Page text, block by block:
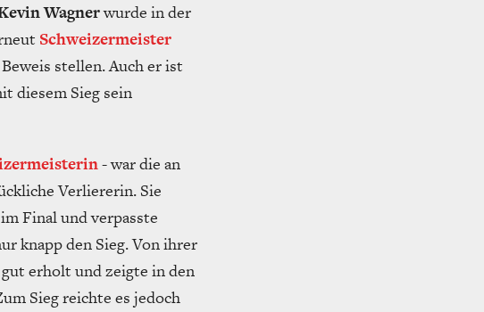
Wagnerwurde in der
Schweizermeister
stellen. Auch er ist
diesem Sieg sein
- war die an
Verliererin. Sie
Final und verpasste
knapp den Sieg. Von ihrer
erholt und zeigte in den
Sieg reichte es jedoch